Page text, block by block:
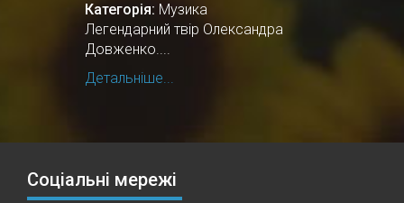
Категорія: Музика
Легендарний твір Олександра
Довженко....
Детальніше...
Соціальні мережі